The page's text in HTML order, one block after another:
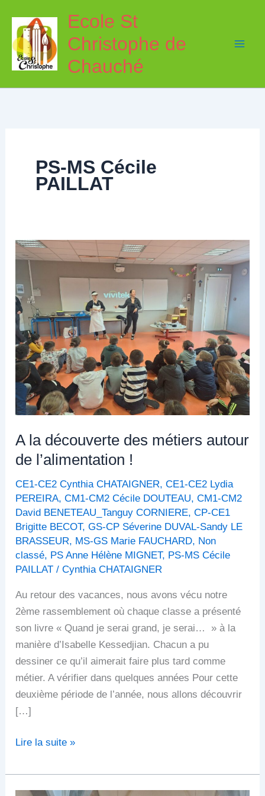
contenu
Ecole St
Christophe de
Chauché
PS-MS Cécile
PAILLAT
A la découverte des métiers autour
de l’alimentation !
CE1-CE2 Cynthia CHATAIGNER,CE1-CE2 Lydia
PEREIRA,CM1-CM2 Cécile DOUTEAU,CM1-CM2
David BENETEAU_Tanguy CORNIERE,CP-CE1
Brigitte BECOT,GS-CP Séverine DUVAL-Sandy LE
BRASSEUR, MS-GS Marie FAUCHARD, Non
classé, PS Anne Hélène MIGNET, PS-MS Cécile
PAILLAT /Cynthia CHATAIGNER
Au retour des vacances, nous avons vécu notre
2ème rassemblement où chaque classe a présenté
son livre « Quand je serai grand, je serai… » à la
manière d’Isabelle Kessedjian. Chacun a pu
dessiner ce qu’il aimerait faire plus tard comme
métier. A vérifier dans quelques années Pour cette
deuxième période de l’année, nous allons découvrir
[…]
A
découverte
des
métiers
autour
de
l’alimentation
!
Lire la suite »